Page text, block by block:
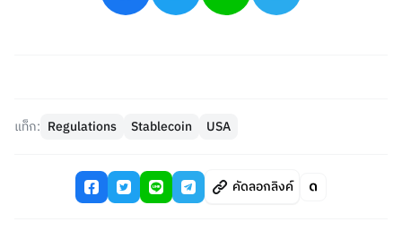
แท็ก: Regulations Stablecoin USA
คัดลอกลิงค์